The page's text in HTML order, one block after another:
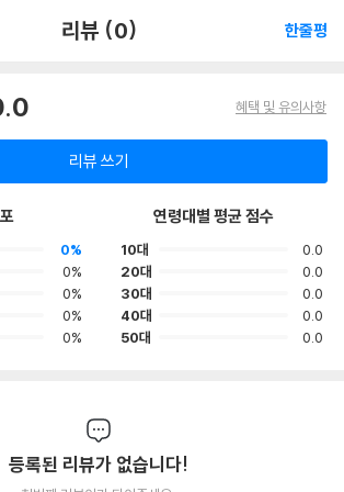
리뷰 (0) 한줄평
혜택 및 유의사항
리뷰 쓰기
0%
0%
0%
0%
0%
연령대별 평균 점수
10대
0.0
20대
0.0
30대
0.0
40대
0.0
50대
0.0
등록된 리뷰가 없습니다!